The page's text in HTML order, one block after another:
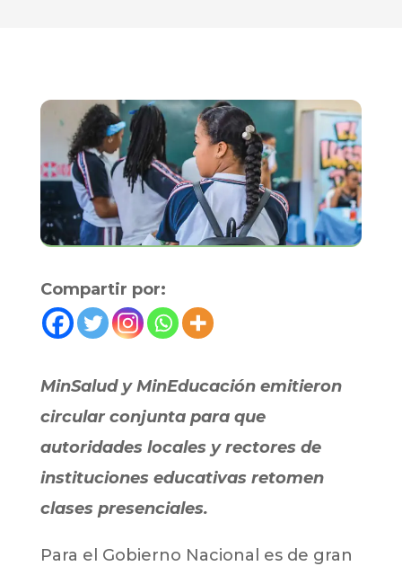
Compartir por:
​MinSalud y MinEducación emitieron
circular conjunta para que
autoridades locales y rectores de
instituciones educativas retomen
clases presenciales.
Para el Gobierno Nacional es de gran